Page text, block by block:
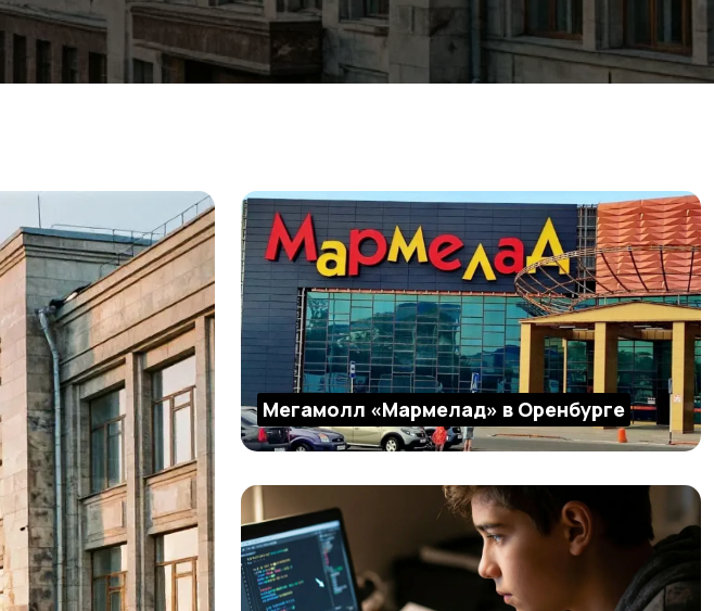
Мегамолл «Мармелад» в Оренбурге